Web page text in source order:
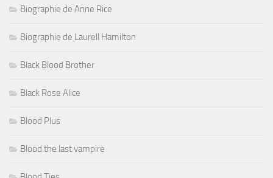
Biographie de Anne Rice
Biographie de Laurell Hamilton
Black Blood Brother
Black Rose Alice
Blood Plus
Blood the last vampire